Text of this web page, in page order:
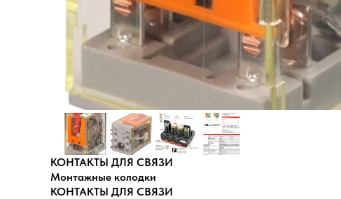
КОНТАКТЫ ДЛЯ СВЯЗИ
Монтажные колодки
КОНТАКТЫ ДЛЯ СВЯЗИ